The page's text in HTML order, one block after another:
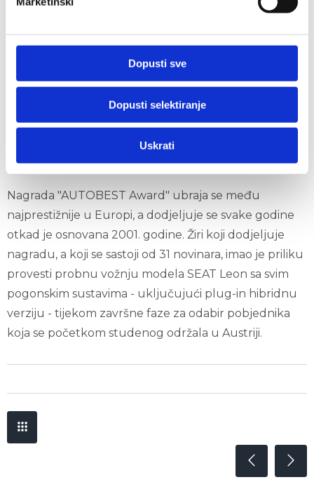
Dopusti sve
Dopusti selektiranje
Uskrati
pogledu povezivosti, učinkovitosti, performansi i
sigurnosti, koje su nedavno dokazane u okviru
testiranja Euro NCAP za 2020. godinu, djelomično su
Nagrada "AUTOBEST Award" ubraja se među
najprestižnije u Europi, a dodjeljuje se svake godine
otkad je osnovana 2001. godine. Žiri koji dodjeljuje
nagradu, a koji se sastoji od 31 novinara, imao je priliku
provesti probnu vožnju modela SEAT Leon sa svim
pogonskim sustavima - uključujući plug-in hibridnu
verziju - tijekom završne faze za odabir pobjednika
koja se početkom studenog održala u Austriji.